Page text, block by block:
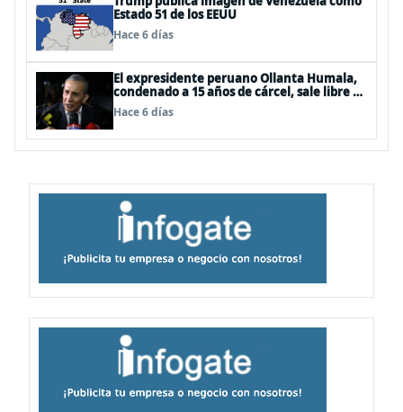
Estado 51 de los EEUU
Hace 6 días
El expresidente peruano Ollanta Humala,
condenado a 15 años de cárcel, sale libre al
anularse su caso
Hace 6 días